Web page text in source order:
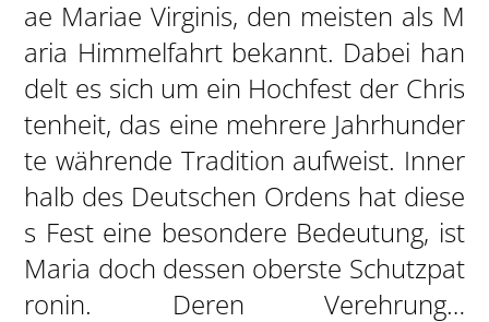
ae Mariae Virginis, den meisten als M
aria Himmelfahrt bekannt. Dabei han
delt es sich um ein Hochfest der Chris
tenheit, das eine mehrere Jahrhunder
te währende Tradition aufweist. Inner
halb des Deutschen Ordens hat diese
s Fest eine besondere Bedeutung, ist
Maria doch dessen oberste Schutzpat
ronin. Deren Verehrung…